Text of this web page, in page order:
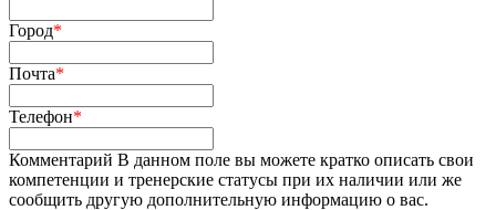
Город*
Почта*
Телефон*
Комментарий В данном поле вы можете кратко описать свои
компетенции и тренерские статусы при их наличии или же
сообщить другую дополнительную информацию о вас.